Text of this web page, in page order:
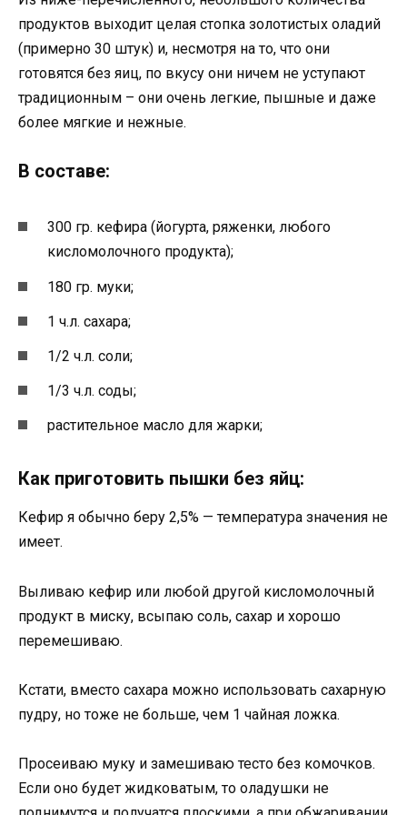
продуктов выходит целая стопка золотистых оладий
(примерно 30 штук) и, несмотря на то, что они
готовятся без яиц, по вкусу они ничем не уступают
традиционным – они очень легкие, пышные и даже
более мягкие и нежные.
В составе:
300 гр. кефира (йогурта, ряженки, любого
кисломолочного продукта);
180 гр. муки;
1 ч.л. сахара;
1/2 ч.л. соли;
1/3 ч.л. соды;
растительное масло для жарки;
Как приготовить пышки без яйц:
Кефир я обычно беру 2,5% — температура значения не
имеет.
Выливаю кефир или любой другой кисломолочный
продукт в миску, всыпаю соль, сахар и хорошо
перемешиваю.
Кстати, вместо сахара можно использовать сахарную
пудру, но тоже не больше, чем 1 чайная ложка.
Просеиваю муку и замешиваю тесто без комочков.
Если оно будет жидковатым, то оладушки не